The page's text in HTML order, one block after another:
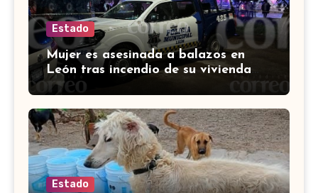
Estado
Mujer es asesinada a balazos en
León tras incendio de su vivienda
con bombas molotov
Estado